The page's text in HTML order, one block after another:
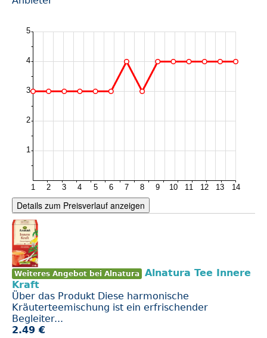
Details zum Preisverlauf anzeigen
Weiteres Angebot bei Alnatura
Alnatura Tee Innere
Kraft
Über das Produkt Diese harmonische
Kräuterteemischung ist ein erfrischender
Begleiter...
2.49 €